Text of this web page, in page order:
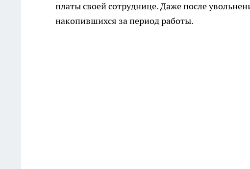
платы своей сотруднице. Даже после
накопившихся за период работы.